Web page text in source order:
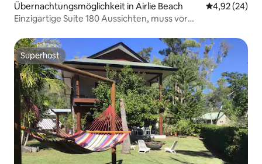
Übernachtungsmöglichkeit in Airlie Beach
4,92 (24)
Einzigartige Suite 180 Aussichten, muss vor
Superhost
Superhost